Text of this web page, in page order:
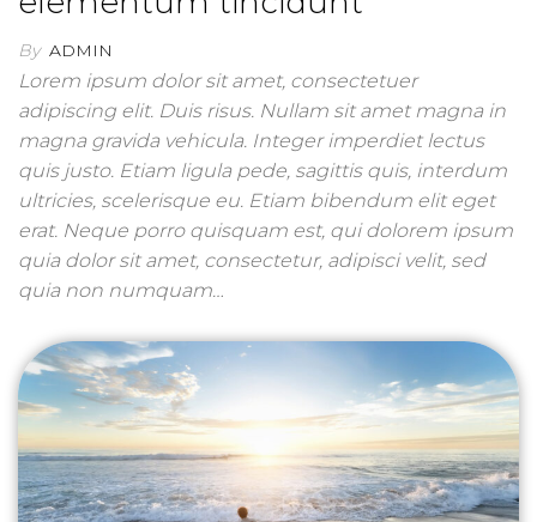
By ADMIN
Lorem ipsum dolor sit amet, consectetuer
adipiscing elit. Duis risus. Nullam sit amet magna in
magna gravida vehicula. Integer imperdiet lectus
quis justo. Etiam ligula pede, sagittis quis, interdum
ultricies, scelerisque eu. Etiam bibendum elit eget
erat. Neque porro quisquam est, qui dolorem ipsum
quia dolor sit amet, consectetur, adipisci velit, sed
quia non numquam…